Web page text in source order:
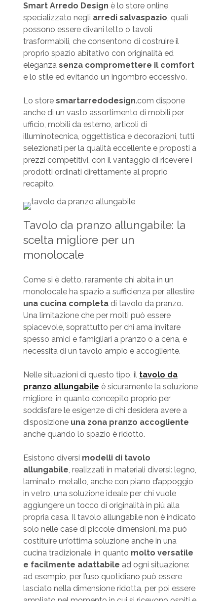
Smart Arredo Design è lo store online
specializzato negli arredi salvaspazio, quali
possono essere divani letto o tavoli
trasformabili, che consentono di costruire il
proprio spazio abitativo con originalità ed
eleganza senza compromettere il comfort
e lo stile ed evitando un ingombro eccessivo.
Lo store smartarredodesign.com dispone
anche di un vasto assortimento di mobili per
ufficio, mobili da esterno, articoli di
illuminotecnica, oggettistica e decorazioni, tutti
selezionati per la qualità eccellente e proposti a
prezzi competitivi, con il vantaggio di ricevere i
prodotti ordinati direttamente al proprio
recapito.
Tavolo da pranzo allungabile: la
scelta migliore per un
monolocale
Come si è detto, raramente chi abita in un
monolocale ha spazio a sufficienza per allestire
una cucina completadi tavolo da pranzo.
Una limitazione che per molti può essere
spiacevole, soprattutto per chi ama invitare
spesso amici e famigliari a pranzo o a cena, e
necessita di un tavolo ampio e accogliente.
Nelle situazioni di questo tipo, il tavolo da
pranzo allungabile è sicuramente la soluzione
migliore, in quanto concepito proprio per
soddisfare le esigenze di chi desidera avere a
disposizione una zona pranzo accogliente
anche quando lo spazio è ridotto.
Esistono diversi modelli di tavolo
allungabile, realizzati in materiali diversi: legno,
laminato, metallo, anche con piano d’appoggio
in vetro, una soluzione ideale per chi vuole
aggiungere un tocco di originalità in più alla
propria casa. Il tavolo allungabile non è indicato
solo nelle case di piccole dimensioni, ma può
costituire un’ottima soluzione anche in una
cucina tradizionale, in quanto molto versatile
e facilmente adattabile ad ogni situazione:
ad esempio, per l’uso quotidiano può essere
lasciato nella dimensione ridotta, per poi essere